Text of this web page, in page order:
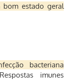
estado geral
bacteriana
imunes